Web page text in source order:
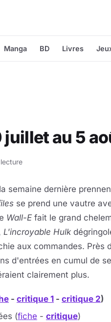
Manga BD Livres
au 5
lecture
semaine dernière
se prend une vautre
Wall-Efait le grand
L'incroyable Hulk
aux commandes. Près
d'entrées en cumul de
clairement plus.
- critique 1 - critique 2)
(fiche - critique)